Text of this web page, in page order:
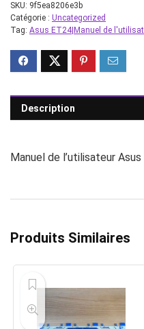
SKU: 9f5ea8206e3b
Catégorie : Uncategorized
Tag: Asus ET24|Manuel de
Description
Manuel de l’utilisateur
Produits Similaires